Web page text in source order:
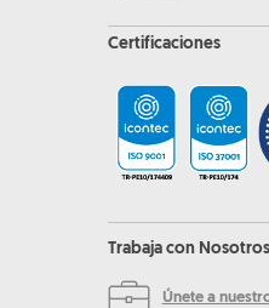
Certificaciones
Trabaja con Nosotros
Únete a